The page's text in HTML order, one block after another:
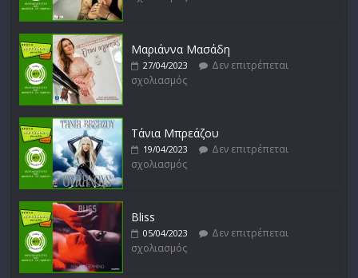
σχολιασμός
σχολιασμός
Μαριάννα Μασάδη
27/04/2023
Δεν επιτρέπεται
σχολιασμός
Τάνια Μπρεάζου
19/04/2023
Δεν επιτρέπεται
σχολιασμός
Bliss
05/04/2023
Δεν επιτρέπεται
σχολιασμός